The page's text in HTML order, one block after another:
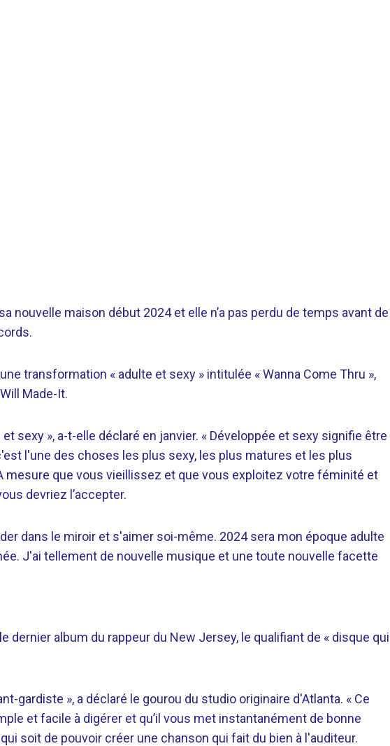
nouvelle maison début 2024 et elle n’a pas perdu de temps avant de
transformation « adulte et sexy » intitulée « Wanna Come Thru »,
Made-It.
sexy », a-t-elle déclaré en janvier. « Développée et sexy signifie être
l'une des choses les plus sexy, les plus matures et les plus
mesure que vous vieillissez et que vous exploitez votre féminité et
devriez l’accepter.
dans le miroir et s'aimer soi-même. 2024 sera mon époque adulte
J'ai tellement de nouvelle musique et une toute nouvelle facette
dernier album du rappeur du New Jersey, le qualifiant de « disque qui
gardiste », a déclaré le gourou du studio originaire d'Atlanta. « Ce
et facile à digérer et qu’il vous met instantanément de bonne
soit de pouvoir créer une chanson qui fait du bien à l'auditeur.